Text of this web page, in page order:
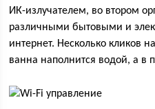
ИК-излучателем, во втором
различными бытовыми и
интернет. Несколько кликов
ванна наполнится водой, а в